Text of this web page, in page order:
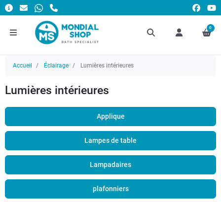
0
Accueil Éclairage Lumières intérieures
Lumières intérieures
Applique
Lampes de table
Lampadaires
plafonniers